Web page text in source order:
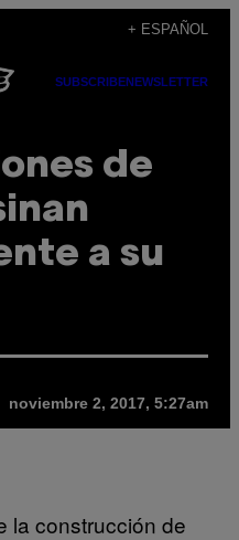
+ ESPAÑOL
SUBSCRIBENEWSLETTER
de
a su
noviembre 2, 2017, 5:27am
la construcción de